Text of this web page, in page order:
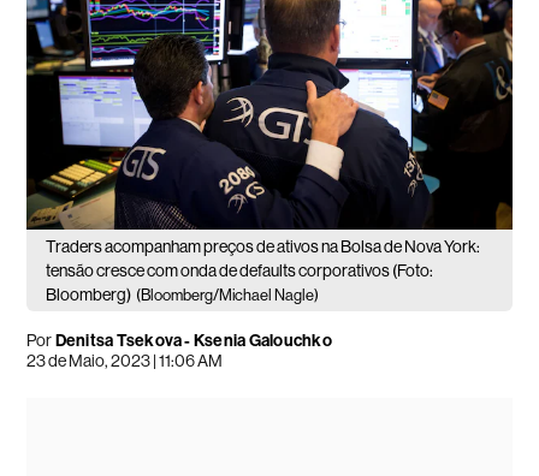
Traders acompanham preços de ativos na Bolsa de Nova York:
tensão cresce com onda de defaults corporativos (Foto:
Bloomberg) (Bloomberg/Michael Nagle)
PorDenitsa Tsekova - Ksenia Galouchko
23 de Maio, 2023 | 11:06 AM